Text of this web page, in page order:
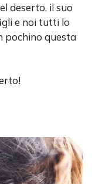
deserto, il suo
e noi tutti lo
pochino questa